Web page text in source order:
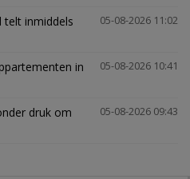
05-08-2026 11:02
telt inmiddels
05-08-2026 10:41
in
05-08-2026 09:43
druk om